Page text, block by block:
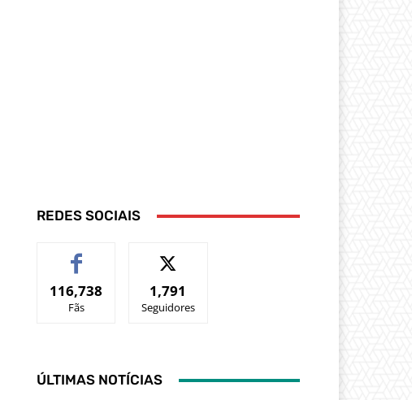
REDES SOCIAIS
116,738
Fãs
1,791
Seguidores
ÚLTIMAS NOTÍCIAS